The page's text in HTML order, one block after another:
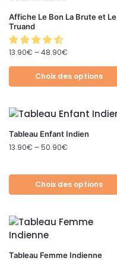
Affiche Le Bon La Brute et Le
Truand
13.90€ –48.90€
Choix des options
Tableau Enfant Indien
13.90€ –50.90€
Choix des options
Tableau Femme Indienne